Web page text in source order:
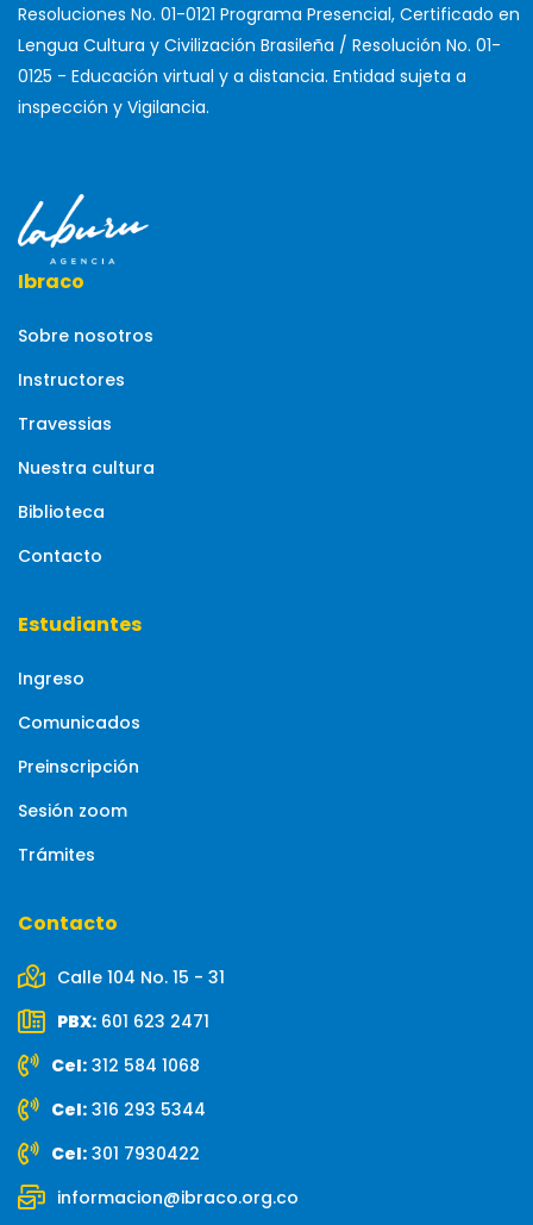
Resoluciones No. 01-0121 Programa Presencial, Certificado en
Lengua Cultura y Civilización Brasileña / Resolución No. 01-
0125 - Educación virtual y a distancia. Entidad sujeta a
inspección y Vigilancia.
Ibraco
Sobre nosotros
Instructores
Travessias
Nuestra cultura
Biblioteca
Contacto
Estudiantes
Ingreso
Comunicados
Preinscripción
Sesión zoom
Trámites
Contacto
Calle 104 No. 15 - 31
PBX: 601 623 2471
Cel: 312 584 1068
Cel: 316 293 5344
Cel: 301 7930422
informacion@ibraco.org.co